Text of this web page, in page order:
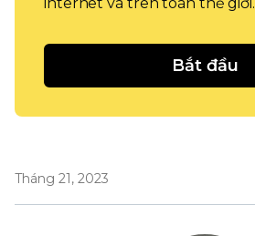
Bắt đầu
Tháng 21, 2023